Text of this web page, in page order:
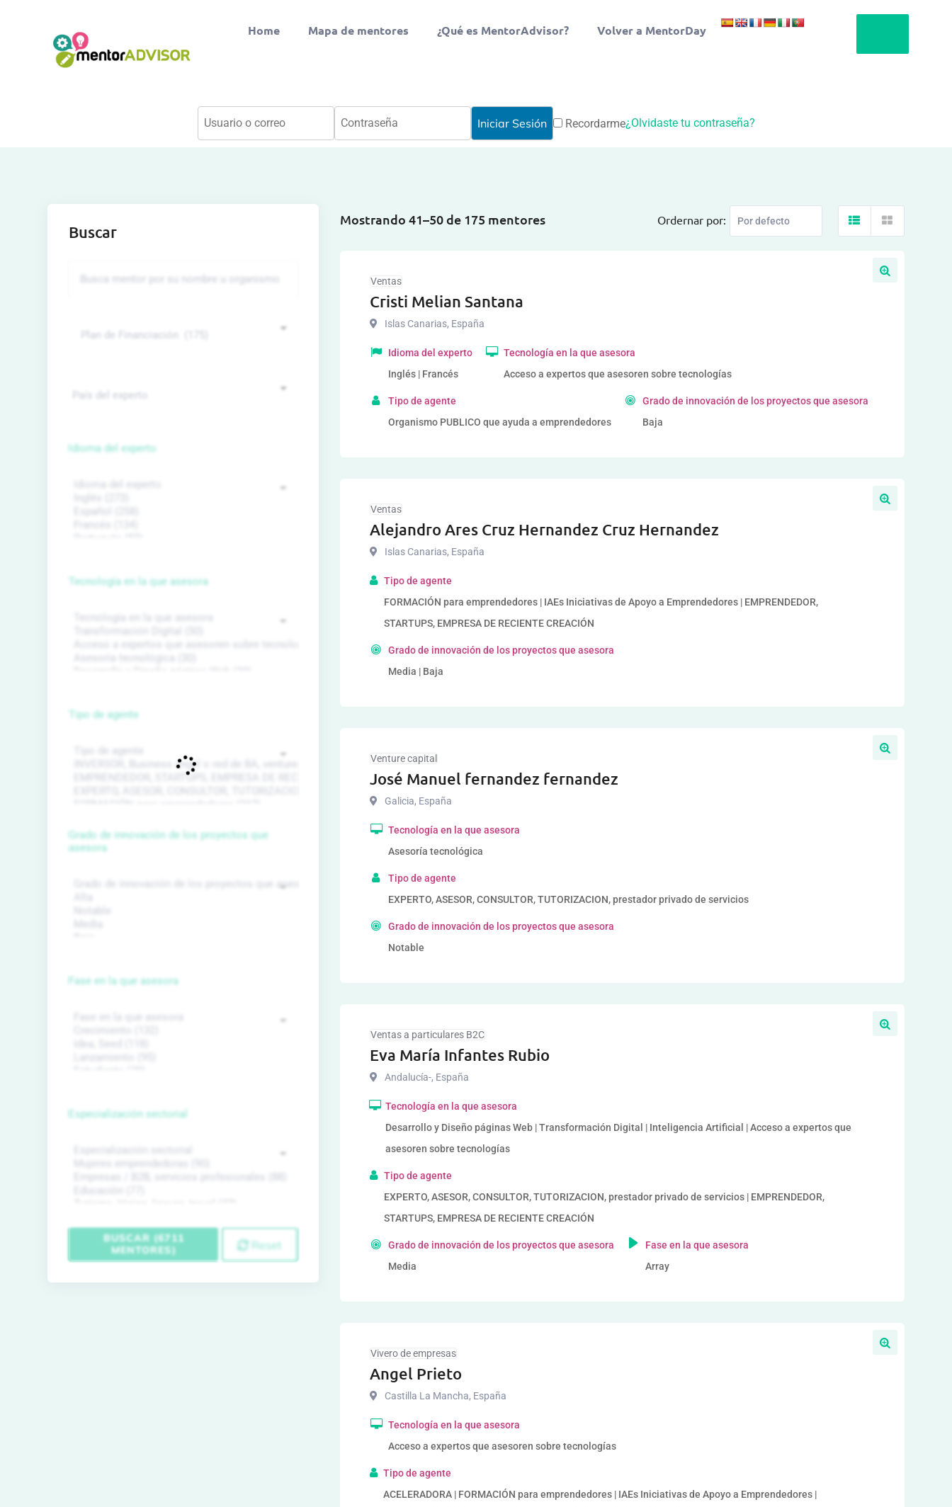
Home Mapa de mentores ¿Qué es MentorAdvisor? Volver a MentorDay
Recordarme¿Olvidaste tu contraseña?
Mostrando 41–50 de 175 mentores Ordernar por:
Ventas
Cristi Melian Santana
Islas Canarias, España
Idioma del experto
Inglés | Francés
Tecnología en la que asesora
Acceso a expertos que asesoren sobre tecnologías
Tipo de agente
Organismo PUBLICO que ayuda a emprendedores
Grado de innovación de los proyectos que asesora
Baja
Ventas
Alejandro Ares Cruz Hernandez Cruz Hernandez
Islas Canarias, España
Tipo de agente
FORMACIÓN para emprendedores | IAEs Iniciativas de Apoyo a Emprendedores | EMPRENDEDOR,
STARTUPS, EMPRESA DE RECIENTE CREACIÓN
Grado de innovación de los proyectos que asesora
Media | Baja
Venture capital
José Manuel fernandez fernandez
Galicia, España
Tecnología en la que asesora
Asesoría tecnológica
Tipo de agente
EXPERTO, ASESOR, CONSULTOR, TUTORIZACION, prestador privado de servicios
Grado de innovación de los proyectos que asesora
Notable
Ventas a particulares B2C
Eva María Infantes Rubio
Andalucía-, España
Tecnología en la que asesora
Desarrollo y Diseño páginas Web | Transformación Digital | Inteligencia Artificial | Acceso a expertos que
asesoren sobre tecnologías
Tipo de agente
EXPERTO, ASESOR, CONSULTOR, TUTORIZACION, prestador privado de servicios | EMPRENDEDOR,
STARTUPS, EMPRESA DE RECIENTE CREACIÓN
Grado de innovación de los proyectos que asesora
Media
Fase en la que asesora
Array
Vivero de empresas
Angel Prieto
Castilla La Mancha, España
Tecnología en la que asesora
Acceso a expertos que asesoren sobre tecnologías
Tipo de agente
ACELERADORA | FORMACIÓN para emprendedores | IAEs Iniciativas de Apoyo a Emprendedores |
Buscar
Idioma del experto
Tecnología en la que asesora
Tipo de agente
Grado de innovación de los proyectos que
asesora
Fase en la que asesora
Especialización sectorial
BUSCAR (6711
MENTORES)
Reset